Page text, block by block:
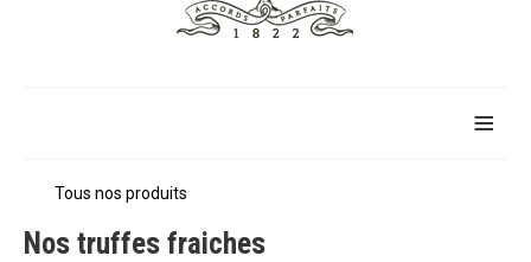
≡
Tous nos produits
Nos truffes fraiches